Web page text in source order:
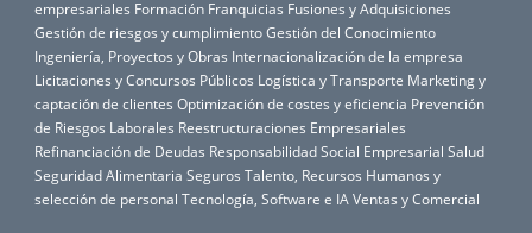
empresariales Formación Franquicias Fusiones y Adquisiciones
Gestión de riesgos y cumplimientoGestión del Conocimiento
Ingeniería, Proyectos y Obras Internacionalización de la empresa
Licitaciones y Concursos Públicos Logística y Transporte Marketing y
captación de clientes Optimización de costes y eficiencia Prevención
de Riesgos Laborales Reestructuraciones Empresariales
Refinanciación de Deudas Responsabilidad Social Empresarial Salud
Seguridad Alimentaria Seguros Talento, Recursos Humanos y
selección de personal Tecnología, Software e IA Ventas y Comercial